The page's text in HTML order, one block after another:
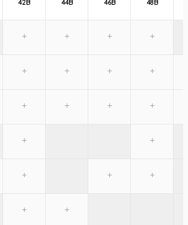
42B 44B 46B 48B